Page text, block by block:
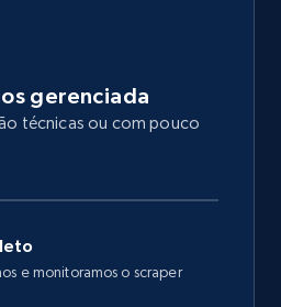
gerenciada
técnicas ou com pouco
e monitoramos o scraper